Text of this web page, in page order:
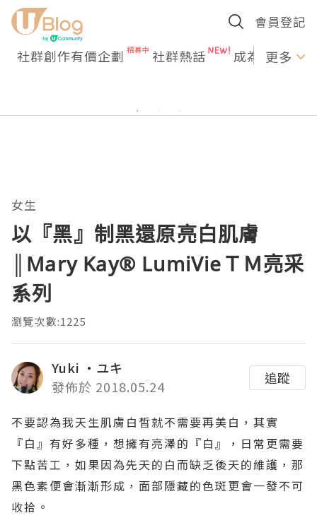
會員登記
社群創作有價企劃 社群熱話 成為U更多
女生
以『黑』制黑還原亮白肌膚
║Mary Kay® LumiVieＴＭ亮采
系列
瀏覽次數:1225
Yuki ‧ユキ
發佈於 2018.05.24
追蹤
不要認為我天生肌膚白皙就不需要再美白，其實
『白』有好多種，想擁有亮澤的『白』，日常更需要
下點苦工，如果因為先天的白而缺乏後天的維護，那
黑色素便會漸漸形成，面部隱藏的色斑更會一發不可
收拾。